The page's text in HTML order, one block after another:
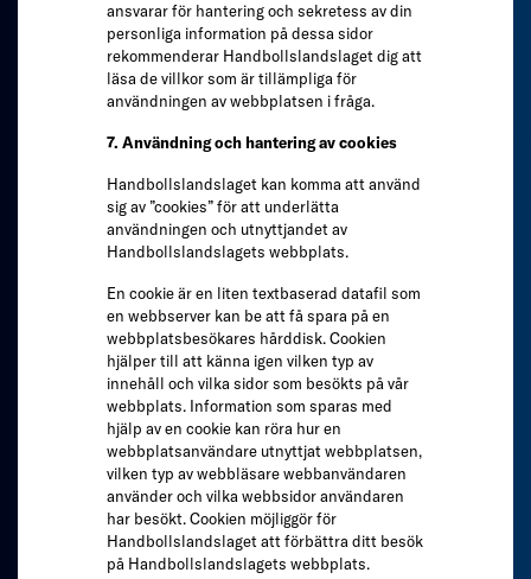
ansvarar för hantering och sekretess av din
personliga information på dessa sidor
rekommenderar Handbollslandslaget dig att
läsa de villkor som är tillämpliga för
användningen av webbplatsen i fråga.
7. Användning och hantering av cookies
Handbollslandslaget kan komma att använd
sig av ”cookies” för att underlätta
användningen och utnyttjandet av
Handbollslandslagets webbplats.
En cookie är en liten textbaserad datafil som
en webbserver kan be att få spara på en
webbplatsbesökares hårddisk. Cookien
hjälper till att känna igen vilken typ av
innehåll och vilka sidor som besökts på vår
webbplats. Information som sparas med
hjälp av en cookie kan röra hur en
webbplatsanvändare utnyttjat webbplatsen,
vilken typ av webbläsare webbanvändaren
använder och vilka webbsidor användaren
har besökt. Cookien möjliggör för
Handbollslandslaget att förbättra ditt besök
på Handbollslandslagets webbplats.